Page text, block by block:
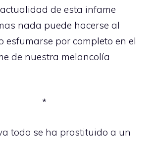
de esta infame
nada puede hacerse al
esfumarse por completo en el
de nuestra melancolía
*
todo se ha prostituido a un